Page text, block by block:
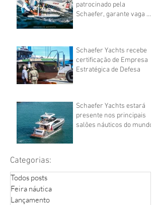
patrocinado pela
Schaefer, garante vaga do
Schaefer Yachts recebe
certificação de Empresa
Estratégica de Defesa
Schaefer Yachts estará
presente nos principais
salões náuticos do mundo
Categorias:
Todos posts
Feira náutica
Lançamento